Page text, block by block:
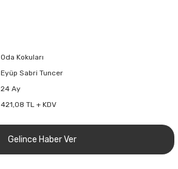
Oda Kokuları
Eyüp Sabri Tuncer
24 Ay
421,08 TL + KDV
Gelince Haber Ver